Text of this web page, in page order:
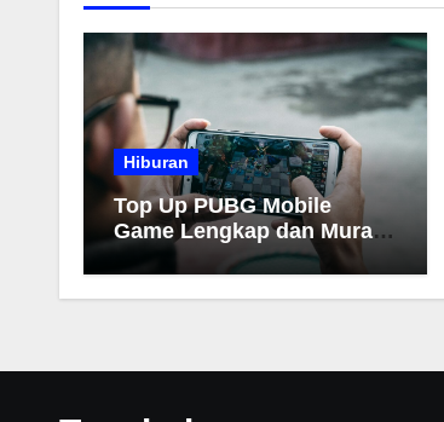
Hiburan
Top Up PUBG Mobile
Game Lengkap dan Murah